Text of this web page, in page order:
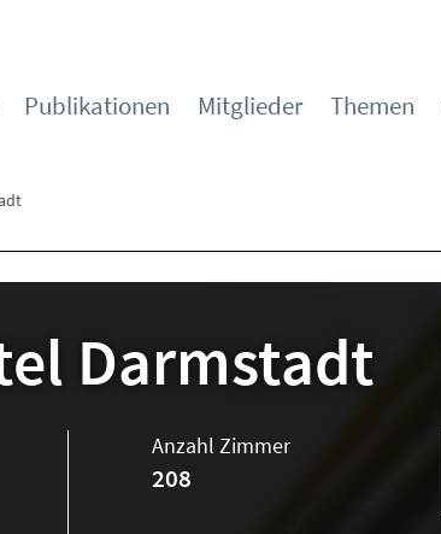
Publikationen Mitglieder Themen
Darmstadt
Anzahl Zimmer
208